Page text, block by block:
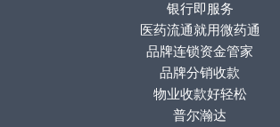
银行即服务
医药流通就用微药通
品牌连锁资金管家
品牌分销收款
物业收款好轻松
普尔瀚达